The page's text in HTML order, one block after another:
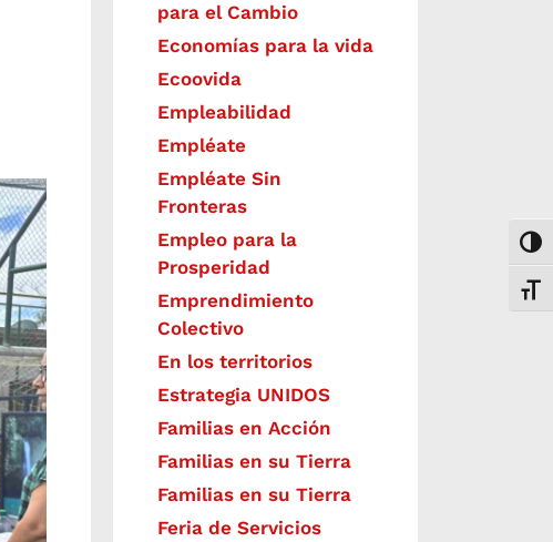
para el Cambio
Economías para la vida
Ecoovida
Empleabilidad
Empléate
Empléate Sin
Fronteras
Empleo para la
Prosperidad
Emprendimiento
Colectivo
En los territorios
Estrategia UNIDOS
Familias en Acción
Familias en su Tierra
Familias en su Tierra
Feria de Servicios